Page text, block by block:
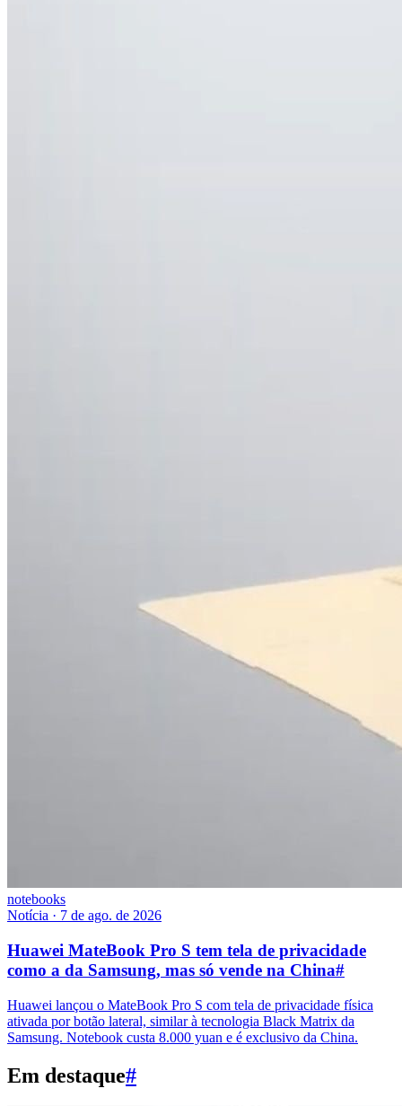
notebooks
Notícia · 7 de ago. de 2026
Huawei MateBook Pro S tem tela de privacidade
como a da Samsung, mas só vende na China#
Huawei lançou o MateBook Pro S com tela de privacidade física
ativada por botão lateral, similar à tecnologia Black Matrix da
Samsung. Notebook custa 8.000 yuan e é exclusivo da China.
Em destaque#